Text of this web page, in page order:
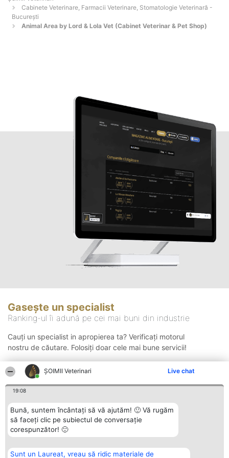
ȘOIMII Veterinari Live chat
19:08
Bună, suntem încântați să vă ajutăm! 🙂 Vă rugăm
să faceți clic pe subiectul de conversație
corespunzător! 🙂
Sunt un Laureat, vreau să ridic materiale de
Cabinete Veterinare, Farmacii Veterinare, Stomatologie Veterinară -
Bucureşti
Animal Area by Lord & Lola Vet (Cabinet Veterinar & Pet Shop)
Gasește un specialist
Ranking-ul îi adună pe cei mai buni din industrie
Cauți un specialist in apropierea ta? Verificați motorul
nostru de căutare. Folosiți doar cele mai bune servicii!
Organizator Ranking Plebiscyt Contact